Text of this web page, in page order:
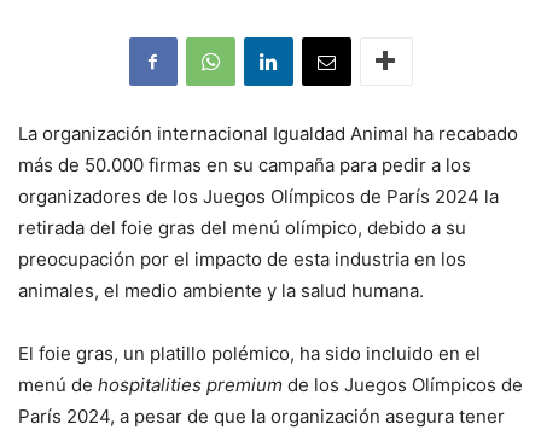
La organización internacional Igualdad Animal ha recabado
más de 50.000 firmas en su campaña para pedir a los
organizadores de los Juegos Olímpicos de París 2024 la
retirada del foie gras del menú olímpico, debido a su
preocupación por el impacto de esta industria en los
animales, el medio ambiente y la salud humana.
El foie gras, un platillo polémico, ha sido incluido en el
menú de hospitalities premium de los Juegos Olímpicos de
París 2024, a pesar de que la organización asegura tener